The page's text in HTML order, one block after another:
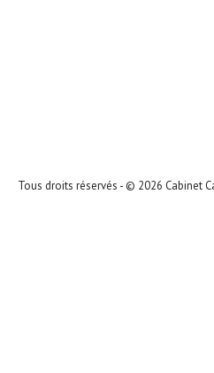
Tous droits réservés - © 2026 Cabinet